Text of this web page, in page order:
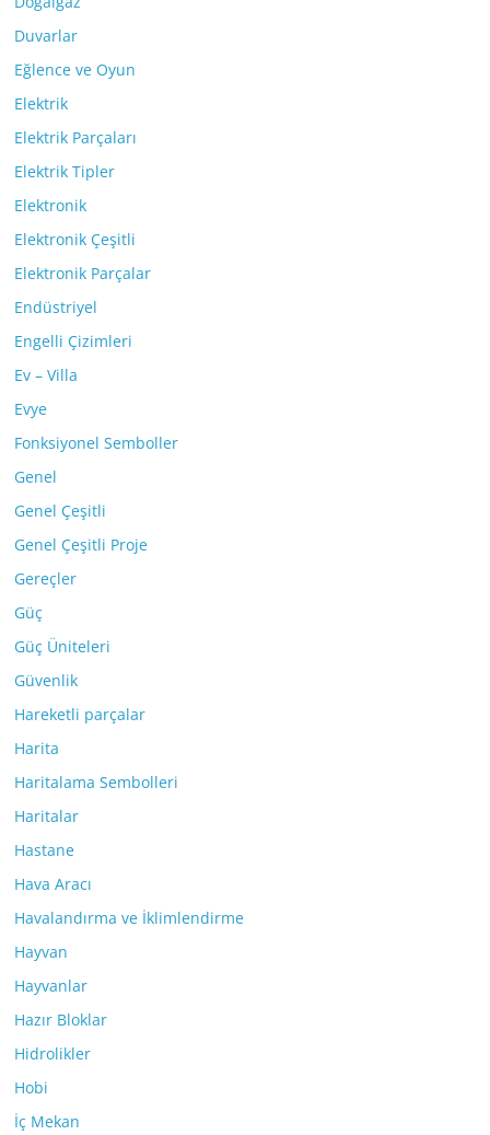
Duvarlar
Eğlence ve Oyun
Elektrik
Elektrik Parçaları
Elektrik Tipler
Elektronik
Elektronik Çeşitli
Elektronik Parçalar
Endüstriyel
Engelli Çizimleri
Ev – Villa
Evye
Fonksiyonel Semboller
Genel
Genel Çeşitli
Genel Çeşitli Proje
Gereçler
Güç
Güç Üniteleri
Güvenlik
Hareketli parçalar
Harita
Haritalama Sembolleri
Haritalar
Hastane
Hava Aracı
Havalandırma ve İklimlendirme
Hayvan
Hayvanlar
Hazır Bloklar
Hidrolikler
Hobi
İç Mekan